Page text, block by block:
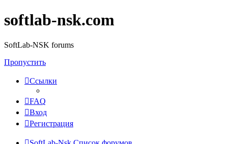
softlab-nsk.com
SoftLab-NSK forums
Пропустить
Ссылки
FAQ
Вход
Регистрация